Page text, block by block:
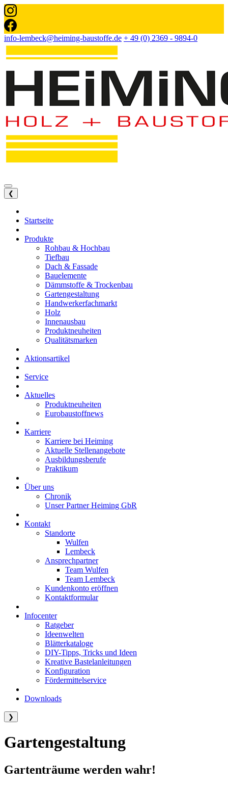
info-lembeck@heiming-baustoffe.de + 49 (0) 2369 - 9894-0
❮
Startseite
Produkte
Rohbau & Hochbau
Tiefbau
Dach & Fassade
Bauelemente
Dämmstoffe & Trockenbau
Gartengestaltung
Handwerkerfachmarkt
Holz
Innenausbau
Produktneuheiten
Qualitätsmarken
Aktionsartikel
Service
Aktuelles
Produktneuheiten
Eurobaustoffnews
Karriere
Karriere bei Heiming
Aktuelle Stellenangebote
Ausbildungsberufe
Praktikum
Über uns
Chronik
Unser Partner Heiming GbR
Kontakt
Standorte
Wulfen
Lembeck
Ansprechpartner
Team Wulfen
Team Lembeck
Kundenkonto eröffnen
Kontaktformular
Infocenter
Ratgeber
Ideenwelten
Blätterkataloge
DIY-Tipps, Tricks und Ideen
Kreative Bastelanleitungen
Konfiguration
Fördermittelservice
Downloads
❯
Gartengestaltung
Gartenträume werden wahr!